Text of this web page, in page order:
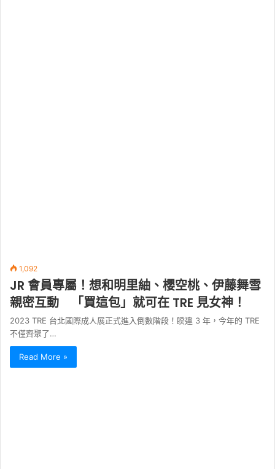
1,092
JR 會員專屬！想和明里紬、櫻空桃、伊藤舞雪
親密互動 「買這包」就可在 TRE 見女神！
2023 TRE 台北國際成人展正式進入倒數階段！睽違 3 年，今年的 TRE
不僅齊聚了…
Read More »